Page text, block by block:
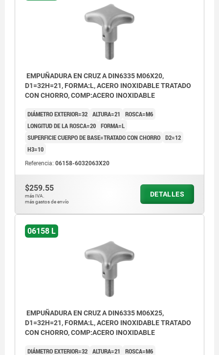
EMPUÑADURA EN CRUZ A DIN6335 M06X20,
D1=32H=21, FORMA:L, ACERO INOXIDABLE TRATADO
CON CHORRO, COMP:ACERO INOXIDABLE
DIÁMETRO EXTERIOR=32 ALTURA=21
ROSCA=M6
LONGITUD DE LA ROSCA=20 FORMA=L
SUPERFICIE CUERPO DE BASE=TRATADO CON CHORRO D2=12
H3=10
Referencia: 06158-6032063X20
$259.55
más IVA.
más gastos de envío
DETALLES
06158 L
EMPUÑADURA EN CRUZ A DIN6335 M06X25,
D1=32H=21, FORMA:L, ACERO INOXIDABLE TRATADO
CON CHORRO, COMP:ACERO INOXIDABLE
DIÁMETRO EXTERIOR=32 ALTURA=21 ROSCA=M6